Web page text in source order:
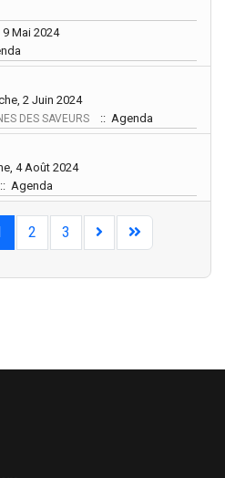
Mai 2024
2 Juin 2024
DES SAVEURS :: Agenda
4 Août 2024
:: Agenda
Limite de la pagination
2 3